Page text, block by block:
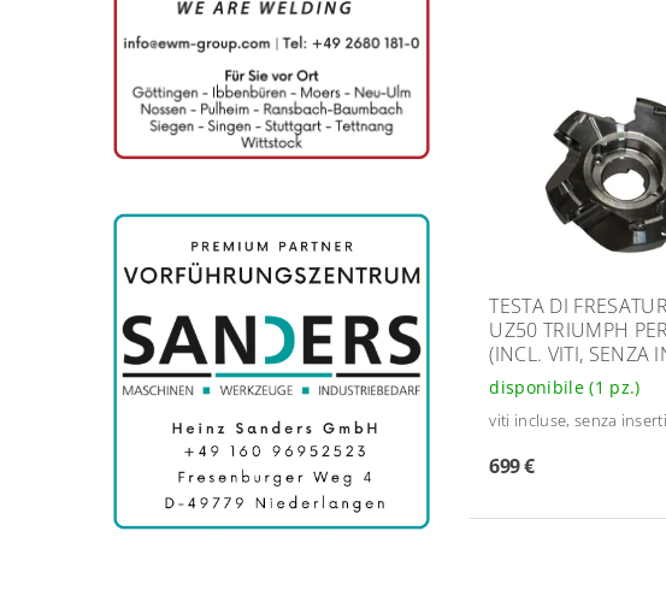
TESTA DI
UZ50 TRIUMPH
(INCL. VITI, SENZA
disponibile(1 pz.)
viti incluse, senza inserti
699 €